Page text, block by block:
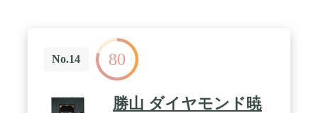
No.14 80
勝山 ダイヤモンド暁